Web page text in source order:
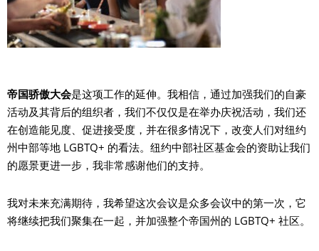
帝国骄傲大会是这项工作的延伸。我相信，通过加强我们的自豪
活动及其背后的组织者，我们不仅仅是在举办庆祝活动，我们还
在创造能见度、促进接受度，并在很多情况下，改变人们对纽约
州中部等地 LGBTQ+ 的看法。纽约中部社区基金会的资助让我们
的愿景更进一步，我非常感谢他们的支持。
我对未来充满期待，我希望这次会议是众多会议中的第一次，它
将继续把我们聚集在一起，并加强整个帝国州的 LGBTQ+ 社区。